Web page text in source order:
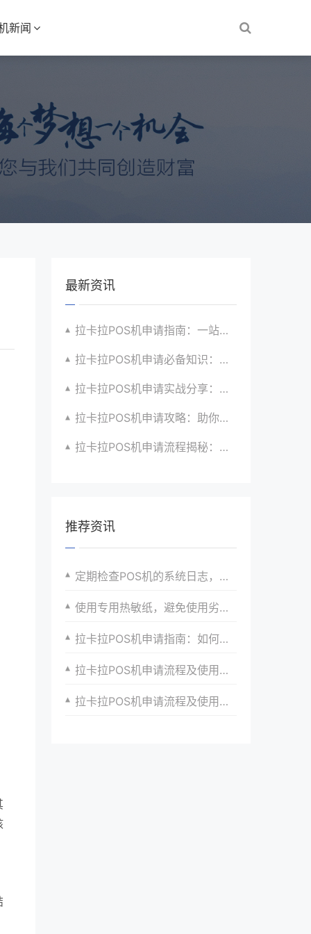
新闻
最新资讯
拉卡拉POS机申请指南：一站式解决商户支付升级、智能化与创新需求
拉卡拉POS机申请必备知识：全面了解政策、市场、技术与创新趋势
拉卡拉POS机申请实战分享：如何借助支付创新技术提升商户运营效益与效率
拉卡拉POS机申请攻略：助你打造个性化、差异化支付体验以提升竞争力
拉卡拉POS机申请流程揭秘：紧跟支付技术创新步伐，抢占市场先机
推荐资讯
定期检查POS机的系统日志，以便发现潜在问题。
使用专用热敏纸，避免使用劣质纸张导致打印不清晰。
拉卡拉POS机申请指南：如何快速接入移动支付生态
拉卡拉POS机申请流程及使用体验分享
拉卡拉POS机申请流程及使用体验全解析